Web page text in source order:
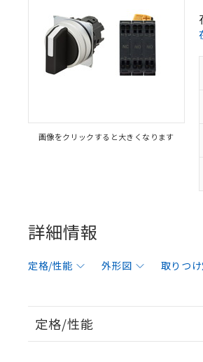
画像をクリックすると大きくなります
詳細情報
定格/性能 外形図 取りつ
定格/性能